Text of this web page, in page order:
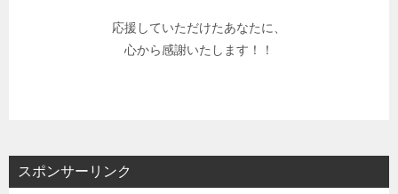
応援していただけたあなたに、
心から感謝いたします！！
スポンサーリンク